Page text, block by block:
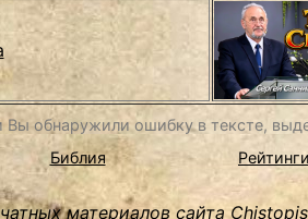
Вы обнаружили ошибку в тексте,
Библия
материалов сайта